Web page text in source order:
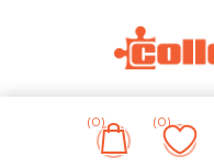
(0)
(0)